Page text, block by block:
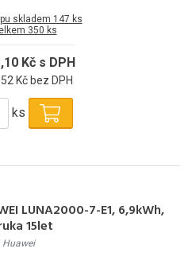
skladem 147 ks
350 ks
Kč s DPH
Kč bez DPH
ks
LUNA2000-7-E1, 6,9kWh,
15let
Huawei